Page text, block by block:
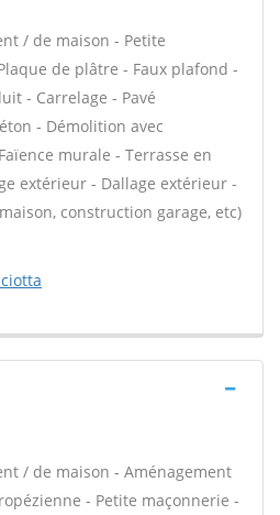
/ de maison - Petite
de plâtre - Faux plafond -
- Carrelage - Pavé
- Démolition avec
murale - Terrasse en
extérieur - Dallage extérieur -
construction garage, etc)
/ de maison - Aménagement
- Petite maçonnerie -